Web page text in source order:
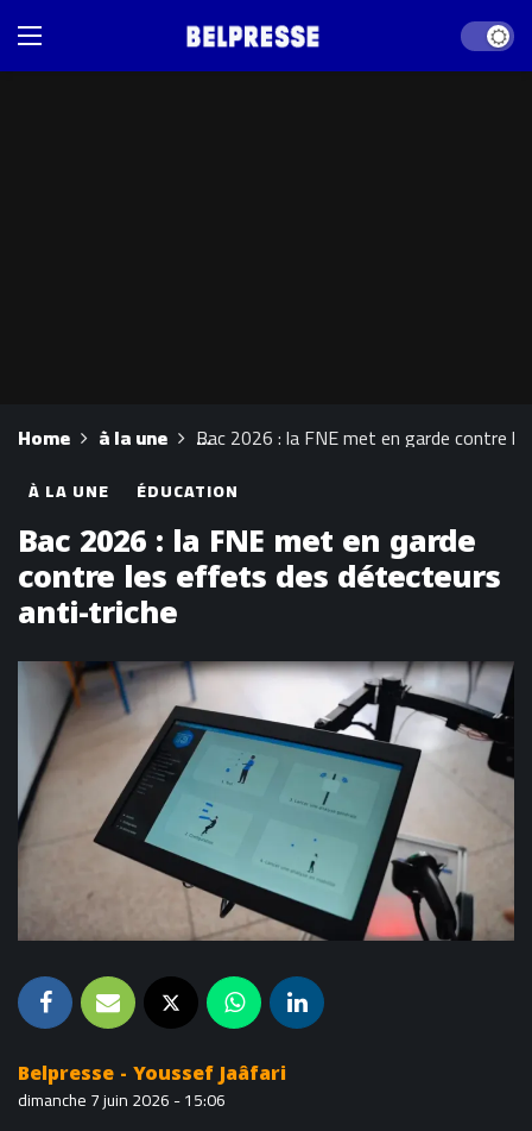
Dark
Home à la une Bac 2026 : la FNE met en garde contre
À LA UNE ÉDUCATION
Bac 2026 : la FNE met en garde
contre les effets des détecteurs
anti-triche
Belpresse - Youssef Jaâfari
dimanche 7 juin 2026 - 15:06